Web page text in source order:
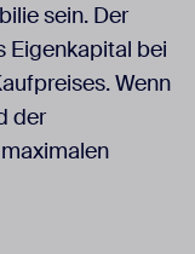
sein. Der
Eigenkapital bei
Wenn
der